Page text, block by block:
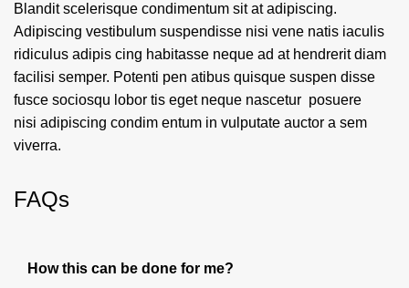
Blandit scelerisque condimentum sit at adipiscing.
Adipiscing vestibulum suspendisse nisi vene natis iaculis
ridiculus adipis cing habitasse neque ad at hendrerit diam
facilisi semper. Potenti pen atibus quisque suspen disse
fusce sociosqu lobor tis eget neque nascetur posuere
nisi adipiscing condim entum in vulputate auctor a sem
viverra.
FAQs
How this can be done for me?